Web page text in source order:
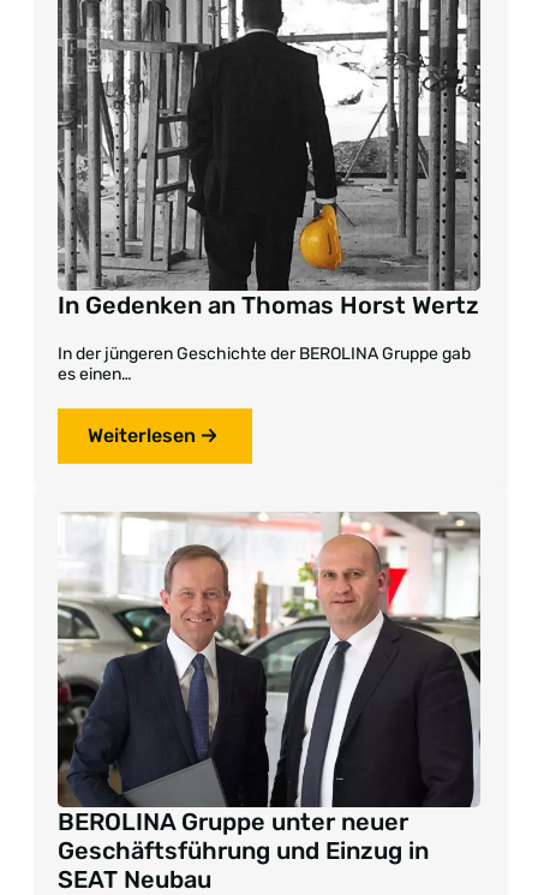
In Gedenken an Thomas Horst Wertz
In der jüngeren Geschichte der BEROLINA Gruppe gab
es einen…
Weiterlesen
BEROLINA Gruppe unter neuer
Geschäftsführung und Einzug in
SEAT Neubau